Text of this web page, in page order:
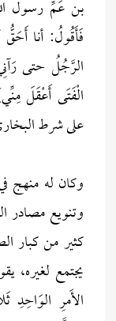
بن عَمِّ رسول
فَأَقُولُ: أنا
الرَّجُلُ حتى
الْفَتَى أَعْقَلَ
على شرط
وكان له منهج
وتنويع مصادر
كثير من كبار
يجتمع
الأَمرِ الوَاحِدِ